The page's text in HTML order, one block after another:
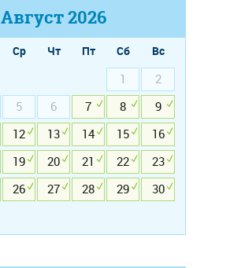
Август2026
Ср Чт Пт Сб
Вс
1
2
5 6 7 8
9
12 13 14 15
16
19 20 21 22
23
26 27 28 29
30